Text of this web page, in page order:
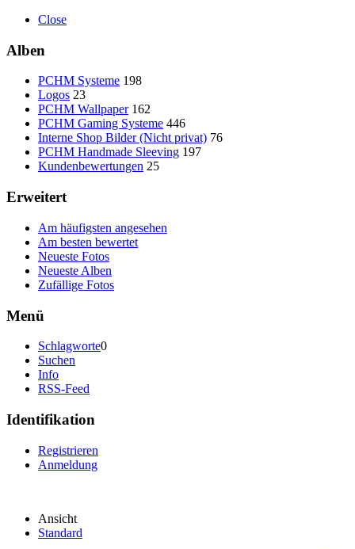
Close
Alben
PCHM Systeme 198
Logos 23
PCHM Wallpaper 162
PCHM Gaming Systeme 446
Interne Shop Bilder (Nicht privat) 76
PCHM Handmade Sleeving 197
Kundenbewertungen 25
Erweitert
Am häufigsten angesehen
Am besten bewertet
Neueste Fotos
Neueste Alben
Zufällige Fotos
Menü
Schlagworte0
Suchen
Info
RSS-Feed
Identifikation
Registrieren
Anmeldung
Ansicht
Standard